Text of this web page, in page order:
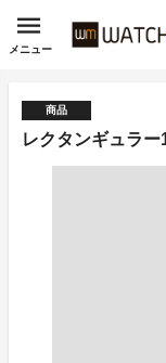
メニュー
商品
レクタンギュラ